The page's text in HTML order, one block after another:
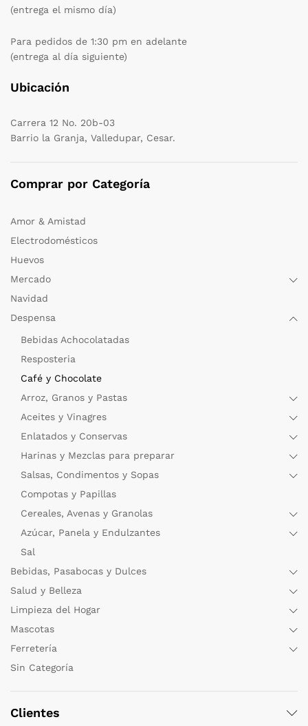
(entrega el mismo día)
Para pedidos de 1:30 pm en adelante
(entrega al día siguiente)
Ubicación
Carrera 12 No. 20b-03
Barrio la Granja, Valledupar, Cesar.
Comprar por Categoría
Amor & Amistad
Electrodomésticos
Huevos
Mercado
Navidad
Despensa
Bebidas Achocolatadas
Resposteria
Café y Chocolate
Arroz, Granos y Pastas
Aceites y Vinagres
Enlatados y Conservas
Harinas y Mezclas para preparar
Salsas, Condimentos y Sopas
Compotas y Papillas
Cereales, Avenas y Granolas
Azúcar, Panela y Endulzantes
Sal
Bebidas, Pasabocas y Dulces
Salud y Belleza
Limpieza del Hogar
Mascotas
Ferretería
Sin Categoría
Clientes